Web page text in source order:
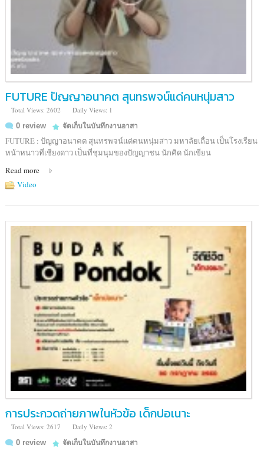
FUTURE ปัญญาอนาคต สุนทรพจน์แด่คนหนุ่มสาว
Total Views: 2602
Daily Views: 1
0 review
จัดเก็บในบันทึกงานอาสา
FUTURE : ปัญญาอนาคต สุนทรพจน์แด่คนหนุ่มสาว มหาลัยเถื่อน เป็นโรงเรียน
หน้าหนาวที่เชียงดาว เป็นที่ชุมนุมของปัญญาชน นักคิด นักเขียน
Read more
Video
การประกวดถ่ายภาพในหัวข้อ เด็กปอเนาะ
Total Views: 2617
Daily Views: 2
0 review
จัดเก็บในบันทึกงานอาสา